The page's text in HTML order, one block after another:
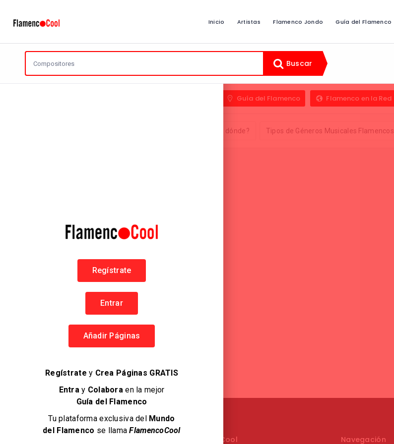
Inicio Artistas Flamenco Jondo Guía del Flamenco
Buscar
Guía del Flamenco Flamenco en la Red
¿De dónde? Tipos de Géneros Musicales Flamencos
Diego Carrasco Fernández
Flamenco en Jerez
Productor Musical
FlamencoCool Navegación
Regístrate
Entrar
Añadir Páginas
Regístrate y Crea Páginas GRATIS
Entray Colabora en la mejor
Guía del Flamenco
Tu plataforma exclusiva del Mundo
del Flamenco se llamaFlamencoCool